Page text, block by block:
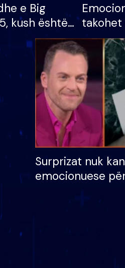
e Big
kush është
që lë shtëpinë
për
e madh
vajzën
S’kemi
apo jo?
Surprizat nuk
emocionuese